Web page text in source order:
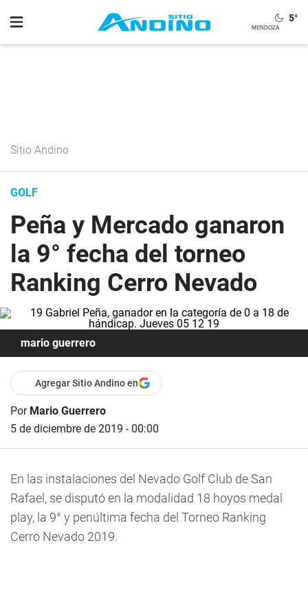
5°
Sitio Andino
GOLF
Peña y Mercado ganaron
la 9° fecha del torneo
Ranking Cerro Nevado
mario guerrero
Agregar Sitio Andino en
Por Mario Guerrero
5 de diciembre de 2019 - 00:00
En las instalaciones del Nevado Golf Club de San
Rafael, se disputó en la modalidad 18 hoyos medal
play, la 9° y penúltima fecha del Torneo Ranking
Cerro Nevado 2019.